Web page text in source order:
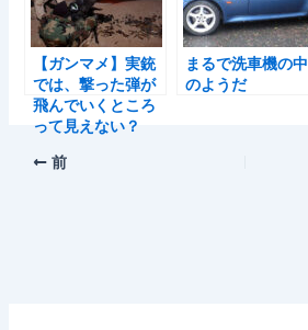
【ガンマメ】実銃
では、撃った弾が
飛んでいくところ
って見えない？
まるで洗車機の中
のようだ
前